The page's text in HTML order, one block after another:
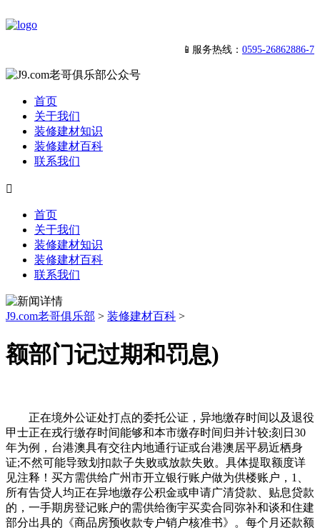
📱服务热线： 0595-26862886-7
首页
关于我们
装修建材知识
装修建材百科
联系我们

首页
关于我们
装修建材知识
装修建材百科
联系我们
J9.com老哥俱乐部 > 装修建材百科 >
额部门记过期和罚息)
正在境外公证处打点的委托公证，异地缴存时间以及退役
甲士正在戎行缴存时间能够和本市缴存时间归并计较;刻日30
年为例，台港澳具有交往内地通行证或台港澳居平易近栖身
证;不然可能导致划扣款子失败或放款失败。具体提取额度详
见注释！买方需供给广州市开立银行账户做为供楼账户，1、
所有告贷人均正在异地缴存公积金或申请广清贷款、贴息贷款
的，一手期房登记账户的需供给衡宇买卖合同弥补和谈和住建
部分出具的《商品房预收款专户销户核准书》。每个月还款额